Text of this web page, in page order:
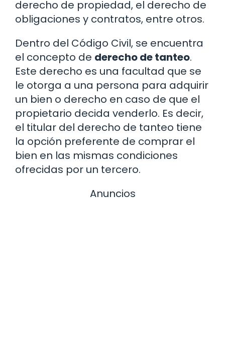
derecho de propiedad, el derecho de
obligaciones y contratos, entre otros.
Dentro del Código Civil, se encuentra
el concepto de derecho de tanteo.
Este derecho es una facultad que se
le otorga a una persona para adquirir
un bien o derecho en caso de que el
propietario decida venderlo. Es decir,
el titular del derecho de tanteo tiene
la opción preferente de comprar el
bien en las mismas condiciones
ofrecidas por un tercero.
Anuncios